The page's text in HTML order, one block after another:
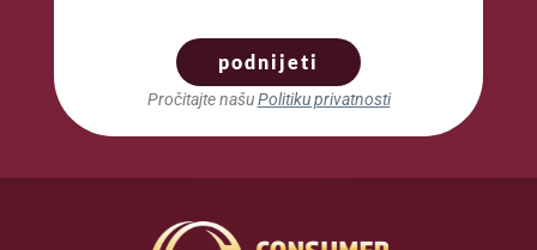
podnijeti
Pročitajte našuPolitiku privatnosti